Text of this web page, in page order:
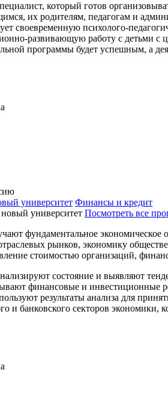
который готов
их родителям, педагогам и
своевременную психолого-
развивающую работу с детьми с
программы будет успешным, а
университет Финансы и кредит
Посмотреть все
фундаментальное
рынков, экономику
стоимостью организаций,
состояние и выявляют
финансовые и инвестиционные
результаты анализа для
и банковского секторов экономики,